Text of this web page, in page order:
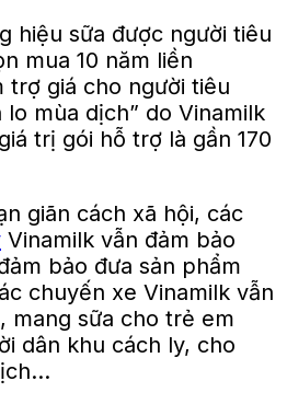
trợ giá cho người tiêu
lo mùa dịch” do Vinamilk
trị gói hỗ trợ là gần 170
giãn cách xã hội, các
Vinamilk vẫn đảm bảo
bảo đưa sản phẩm
chuyến xe Vinamilk vẫn
mang sữa cho trẻ em
dân khu cách ly, cho